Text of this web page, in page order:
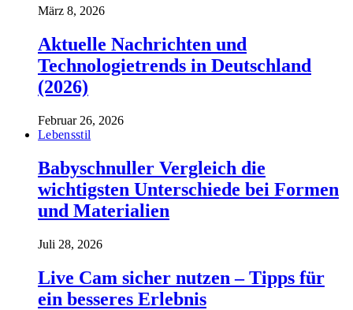
März 8, 2026
Aktuelle Nachrichten und
Technologietrends in Deutschland
(2026)
Februar 26, 2026
Lebensstil
Babyschnuller Vergleich die
wichtigsten Unterschiede bei Formen
und Materialien
Juli 28, 2026
Live Cam sicher nutzen – Tipps für
ein besseres Erlebnis